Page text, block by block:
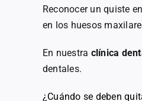
Reconocer un quiste
en los huesos
En nuestra clínica
dentales.
¿Cuándo se deben